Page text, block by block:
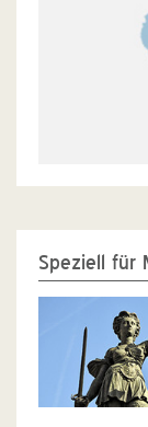
Speziell für